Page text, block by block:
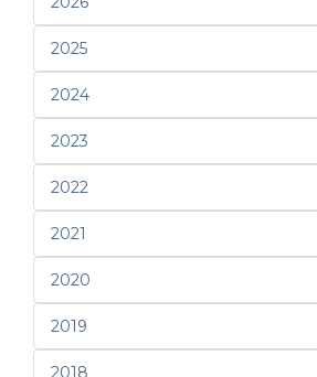
2025
2024
2023
2022
2021
2020
2019
2018